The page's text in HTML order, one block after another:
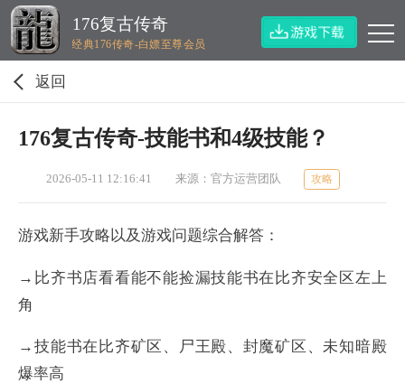
176复古传奇
经典176传奇-白嫖至尊会员
返回
176复古传奇-技能书和4级技能？
2026-05-11 12:16:41 来源：官方运营团队 攻略
游戏新手攻略以及游戏问题综合解答：
→比齐书店看看能不能捡漏技能书在比齐安全区左上
角
→技能书在比齐矿区、尸王殿、封魔矿区、未知暗殿
爆率高